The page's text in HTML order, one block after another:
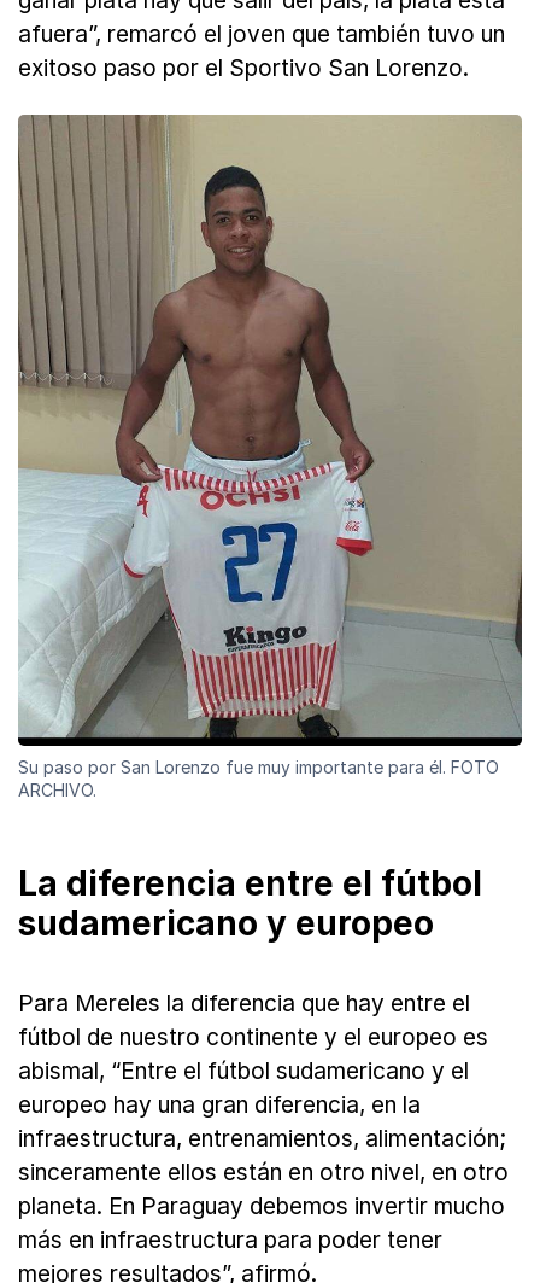
afuera”, remarcó el joven que también tuvo un
exitoso paso por el Sportivo San Lorenzo.
Su paso por San Lorenzo fue muy importante para él. FOTO
ARCHIVO.
La diferencia entre el fútbol
sudamericano y europeo
Para Mereles la diferencia que hay entre el
fútbol de nuestro continente y el europeo es
abismal, “Entre el fútbol sudamericano y el
europeo hay una gran diferencia, en la
infraestructura, entrenamientos, alimentación;
sinceramente ellos están en otro nivel, en otro
planeta. En Paraguay debemos invertir mucho
más en infraestructura para poder tener
mejores resultados”, afirmó.